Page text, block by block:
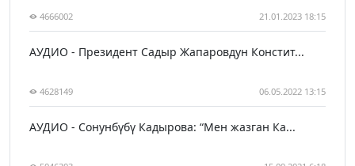
4666002 21.01.2023 18:15
АУДИО - Президент Садыр Жапаровдун Констит...
4628149 06.05.2022 13:15
АУДИО - Сонунбүбү Кадырова: “Мен жазган Ка...